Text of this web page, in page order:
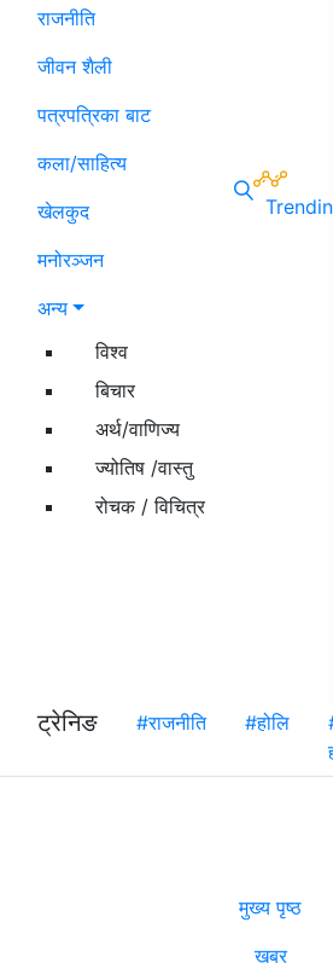
राजनीति
जीवन शैली
पत्रपत्रिका बाट
कला/साहित्य
खेलकुद
मनोरञ्जन
अन्य
विश्व
बिचार
अर्थ/वाणिज्य
ज्योतिष /वास्तु
रोचक / विचित्र
ट्रेनिङ
#राजनीति #होलि
मुख्य पृष्ठ
खबर